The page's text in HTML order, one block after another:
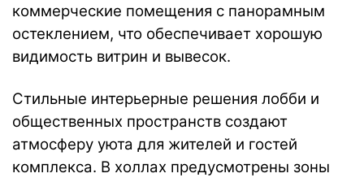
коммерческие помещения с панорамным
остеклением, что обеспечивает хорошую
видимость витрин и вывесок.
Стильные интерьерные решения лобби и
общественных пространств создают
атмосферу уюта для жителей и гостей
комплекса. В холлах предусмотрены зоны